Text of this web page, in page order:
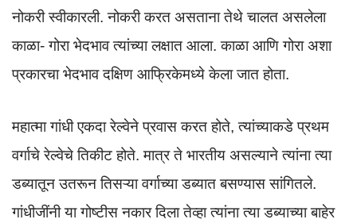
नोकरी स्वीकारली. नोकरी करत असताना तेथे चालत असलेला
काळा- गोरा भेदभाव त्यांच्या लक्षात आला. काळा आणि गोरा अशा
प्रकारचा भेदभाव दक्षिण आफ्रिकेमध्ये केला जात होता.
महात्मा गांधी एकदा रेल्वेने प्रवास करत होते, त्यांच्याकडे प्रथम
वर्गाचे रेल्वेचे तिकीट होते. मात्र ते भारतीय असल्याने त्यांना त्या
डब्यातून उतरून तिसऱ्या वर्गाच्या डब्यात बसण्यास सांगितले.
गांधीजींनी या गोष्टीस नकार दिला तेव्हा त्यांना त्या डब्याच्या बाहेर